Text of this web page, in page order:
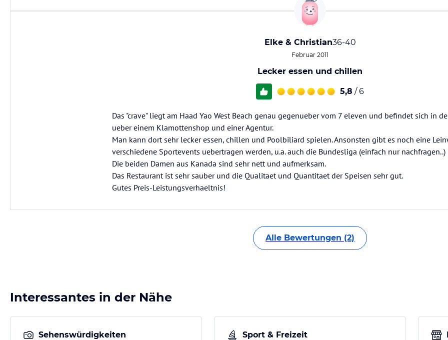
Elke & Christian36-40
Februar 2011
Lecker essen und chillen
5,8 / 6
Das "crave" liegt am Haad Yao West Beach genau gegenueber vom 7 eleven und befindet sich in
ueber einem Klamottenshop und einer Agentur.
Man kann dort sehr lecker essen, chillen und Poolbiliard spielen. Ansonsten gibt es noch eine
verschiedene Sportevents uebertragen werden, u.a. auch die Bundesliga (einfach nur nachfragen..)
Die beiden Damen aus Kanada sind sehr nett und aufmerksam.
Das Restaurant ist sehr sauber und die Qualitaet und Quantitaet der Speisen sehr gut.
Gutes Preis-Leistungsverhaeltnis!
Alle Bewertungen (2)
Interessantes in der Nähe
Sehenswürdigkeiten Sport & Freizeit